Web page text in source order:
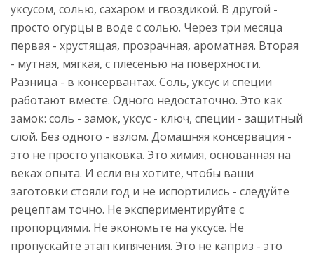
уксусом, солью, сахаром и гвоздикой. В другой -
просто огурцы в воде с солью. Через три месяца
первая - хрустящая, прозрачная, ароматная. Вторая
- мутная, мягкая, с плесенью на поверхности.
Разница - в консервантах. Соль, уксус и специи
работают вместе. Одного недостаточно. Это как
замок: соль - замок, уксус - ключ, специи - защитный
слой. Без одного - взлом. Домашняя консервация -
это не просто упаковка. Это химия, основанная на
веках опыта. И если вы хотите, чтобы ваши
заготовки стояли год и не испортились - следуйте
рецептам точно. Не экспериментируйте с
пропорциями. Не экономьте на уксусе. Не
пропускайте этап кипячения. Это не каприз - это